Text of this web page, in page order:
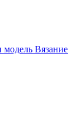
Вязание